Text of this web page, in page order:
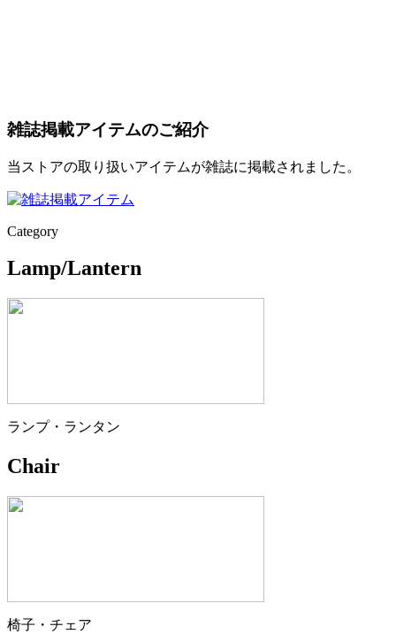
雑誌掲載アイテムのご紹介
当ストアの取り扱いアイテムが雑誌に掲載されました。
Category
Lamp/Lantern
ランプ・ランタン
Chair
椅子・チェア